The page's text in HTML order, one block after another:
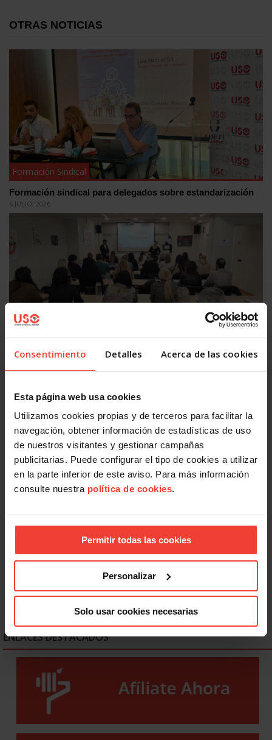
Consentimiento Detalles Acerca de las cookies
Esta página web usa cookies
Utilizamos cookies propias y de terceros para facilitar la
navegación, obtener información de estadísticas de uso
de nuestros visitantes y gestionar campañas
publicitarias. Puede configurar el tipo de cookies a utilizar
en la parte inferior de este aviso. Para más información
consulte nuestra política de cookies.
Permitir todas las cookies
Personalizar
Solo usar cookies necesarias
OTRAS NOTICIAS
Formación Sindical
Formación sindical para delegados sobre estandarización
6 JULIO, 2026
Formación Sindical
USO forma en elecciones sindicales a sindicalistas de toda
Medio centenar de alumnos en la edición 52º del CIFC
ENLACES DESTACADOS